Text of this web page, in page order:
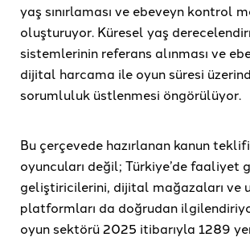
yaş sınırlaması ve ebeveyn kontrol
oluşturuyor. Küresel yaş
sistemlerinin referans alınması ve
dijital harcama ile oyun süresi
sorumluluk üstlenmesi öngörülüyor.
Bu çerçevede hazırlanan kanun
oyuncuları değil; Türkiye’de faaliyet
geliştiricilerini, dijital mağazaları ve
platformları da doğrudan
oyun sektörü 2025 itibarıyla 1289